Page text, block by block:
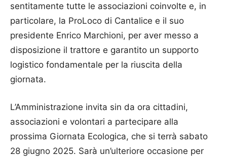
sentitamente tutte le associazioni coinvolte e, in
particolare, la ProLoco di Cantalice e il suo
presidente Enrico Marchioni, per aver messo a
disposizione il trattore e garantito un supporto
logistico fondamentale per la riuscita della
giornata.
L’Amministrazione invita sin da ora cittadini,
associazioni e volontari a partecipare alla
prossima Giornata Ecologica, che si terrà sabato
28 giugno 2025. Sarà un’ulteriore occasione per